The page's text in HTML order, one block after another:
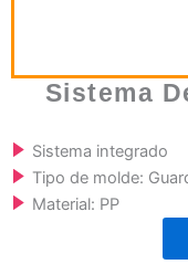
Sistema
Sistema integrado
Tipo de molde:
Material: PP